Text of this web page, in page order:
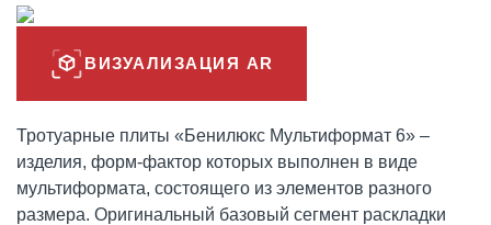
ВИЗУАЛИЗАЦИЯ AR
Тротуарные плиты «Бенилюкс Мультиформат 6» –
изделия, форм-фактор которых выполнен в виде
мультиформата, состоящего из элементов разного
размера. Оригинальный базовый сегмент раскладки